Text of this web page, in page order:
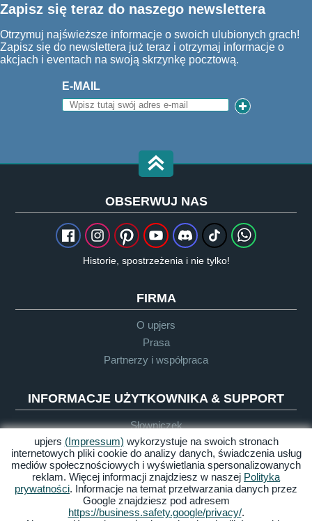
Zapisz się teraz do naszego newslettera
Otrzymuj najświeższe informacje o swoich ulubionych grach!
Zapisz się do newslettera już teraz i otrzymaj informacje o
akcjach i eventach na swoją skrzynkę pocztową.
E-MAIL
OBSERWUJ NAS
Historie, spostrzeżenia i nie tylko!
FIRMA
O upjers
Prasa
Partnerzy i współpraca
INFORMACJE UŻYTKOWNIKA & SUPPORT
Słowniczek
Wytyczne dla Let's Plays
Support
Polityka
OWH
upjers (Impressum) wykorzystuje na swoich stronach
internetowych pliki cookie do analizy danych, świadczenia usług
mediów społecznościowych i wyświetlania spersonalizowanych
reklam. Więcej informacji znajdziesz w naszej Polityka
prywatności. Informacje na temat przetwarzania danych przez
Google znajdziesz pod adresem
https://business.safety.google/privacy/.